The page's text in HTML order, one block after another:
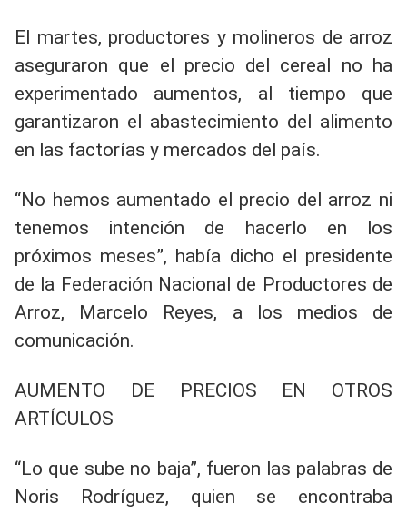
El martes, productores y molineros de arroz
aseguraron que el precio del cereal no ha
experimentado aumentos, al tiempo que
garantizaron el abastecimiento del alimento
en las factorías y mercados del país.
“No hemos aumentado el precio del arroz ni
tenemos intención de hacerlo en los
próximos meses”, había dicho el presidente
de la Federación Nacional de Productores de
Arroz, Marcelo Reyes, a los medios de
comunicación.
AUMENTO DE PRECIOS EN OTROS
ARTÍCULOS
“Lo que sube no baja”, fueron las palabras de
Noris Rodríguez, quien se encontraba